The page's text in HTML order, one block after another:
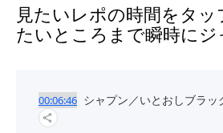
見たいレポの時間をタ
たいところまで瞬時にジ
00:06:46 シャプン／いとおしブラッ